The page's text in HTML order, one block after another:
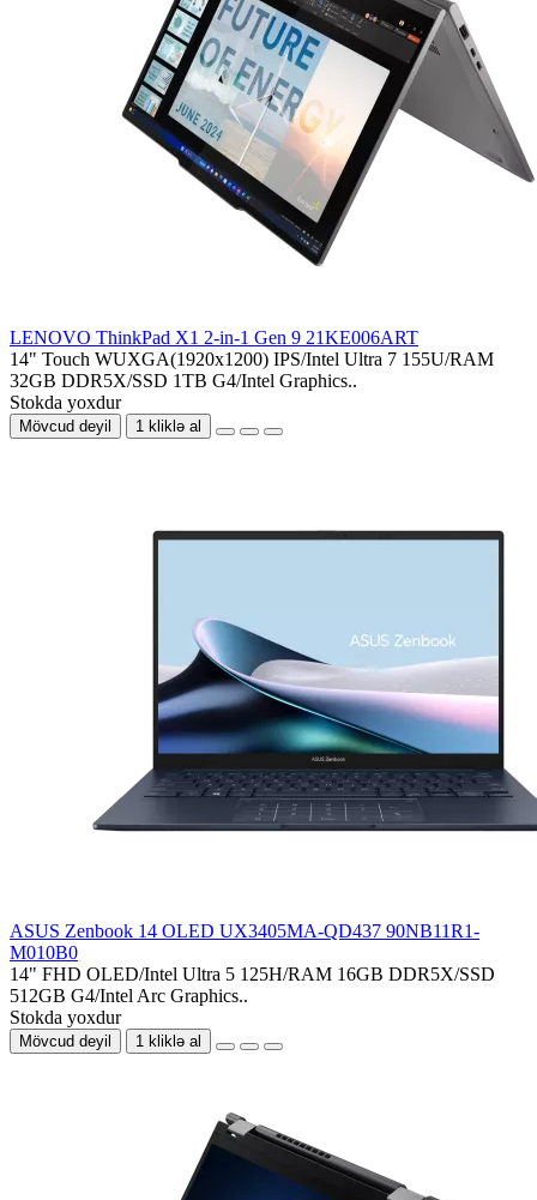
LENOVO ThinkPad X1 2-in-1 Gen 9 21KE006ART
14" Touch WUXGA(1920x1200) IPS/Intel Ultra 7 155U/RAM
32GB DDR5X/SSD 1TB G4/Intel Graphics..
Stokda yoxdur
Mövcud deyil 1 kliklə al
ASUS Zenbook 14 OLED UX3405MA-QD437 90NB11R1-
M010B0
14" FHD OLED/Intel Ultra 5 125H/RAM 16GB DDR5X/SSD
512GB G4/Intel Arc Graphics..
Stokda yoxdur
Mövcud deyil 1 kliklə al